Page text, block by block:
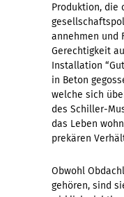
Produktion, die
annehmen und
Gerechtigkeit
Installation
in Beton
welche sich
des Schiller-
das Leben
prekären
Obwohl
gehören, sind